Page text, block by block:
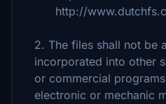
http://
2. The files shall not be
incorporated into other
or commercial
electronic or mechanic